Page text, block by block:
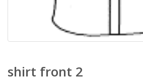
shirt front 2